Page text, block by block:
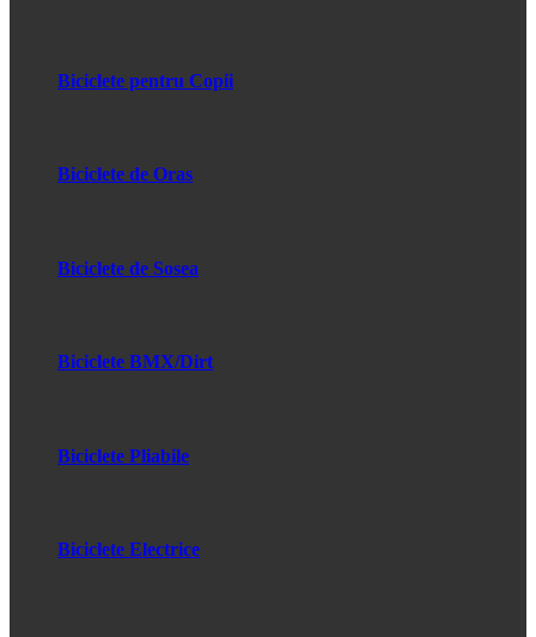
Biciclete pentru Copii
Biciclete de Oras
Biciclete de Sosea
Biciclete BMX/Dirt
Biciclete Pliabile
Biciclete Electrice